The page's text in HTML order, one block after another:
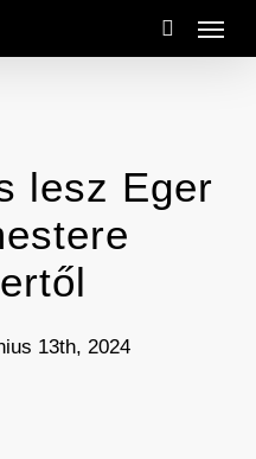
search
Menu
lesz Eger
13th, 2024